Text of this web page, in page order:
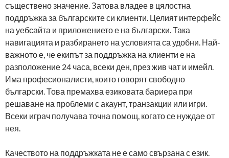
съществено значение. Затова владее в цялостна
поддръжка за българските си клиенти. Целият интерфейс
на уебсайта и приложението е на български. Така
навигацията и разбирането на условията са удобни. Най-
важното е, че екипът за поддръжка на клиенти е на
разположение 24 часа, всеки ден, през жив чат и имейл.
Има професионалисти, които говорят свободно
български. Това премахва езиковата бариера при
решаване на проблеми с акаунт, транзакции или игри.
Всеки играч получава точна помощ, когато се нуждае от
нея.
Качеството на поддръжката не е само свързана с език.